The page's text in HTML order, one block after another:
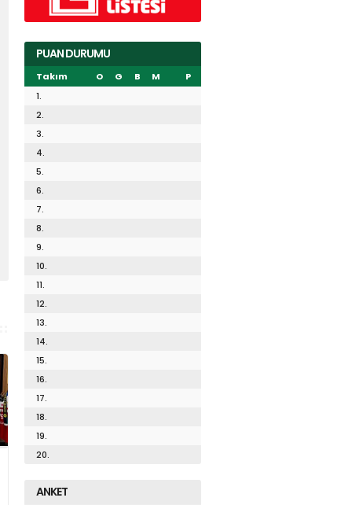
PUAN DURUMU
Takım O G B M
P
1.
2.
3.
4.
5.
6.
7.
8.
9.
10.
11.
12.
13.
14.
15.
16.
17.
18.
19.
20.
ANKET